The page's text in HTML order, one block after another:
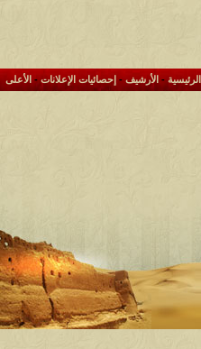
الرئيسية-الأرشيف- إحصائيات الإعلانات- الأعلى